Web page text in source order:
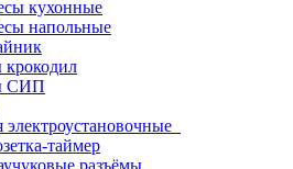
кухонные
напольные
СИП
электроустановочные
таймер
разъёмы